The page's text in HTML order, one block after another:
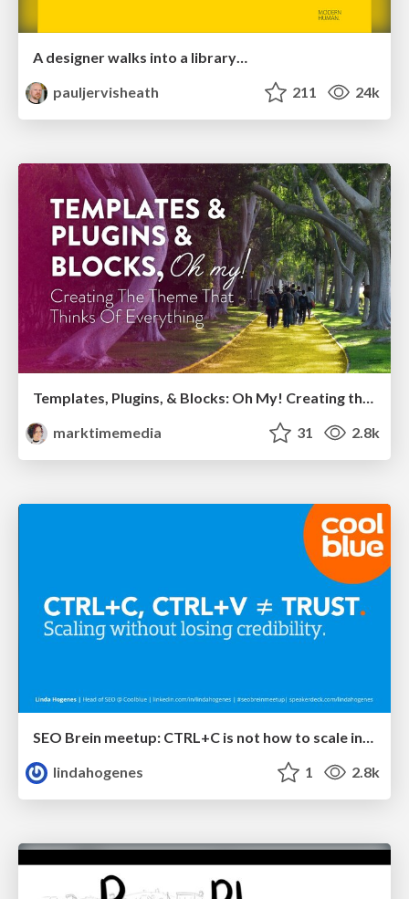
A designer walks into a library…
pauljervisheath
211 24k
marktimemedia
31 2.8k
SEO Brein meetup: CTRL+C is not how to scale international SEO
lindahogenes
1 2.8k